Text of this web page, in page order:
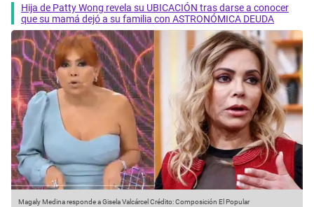
Hija de Patty Wong revela su UBICACIÓN tras darse a conocer
que su mamá dejó a su familia con ASTRONÓMICA DEUDA
Magaly Medina responde a Gisela Valcárcel Crédito: Composición El Popular